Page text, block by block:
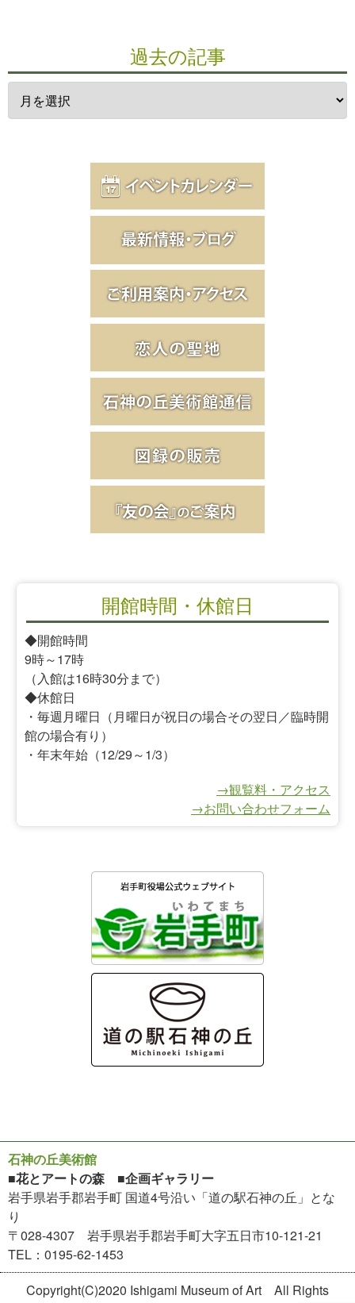
過去の記事
開館時間・休館日
◆開館時間
9時～17時
（入館は16時30分まで）
◆休館日
・毎週月曜日（月曜日が祝日の場合その翌日／臨時開
館の場合有り）
・年末年始（12/29～1/3）
→観覧料・アクセス
→お問い合わせフォーム
石神の丘美術館
■花とアートの森 ■企画ギャラリー
岩手県岩手郡岩手町 国道4号沿い「道の駅石神の丘」とな
り
〒028-4307 岩手県岩手郡岩手町大字五日市10-121-21
TEL：0195-62-1453
Copyright(C)2020 Ishigami Museum of Art All Rights